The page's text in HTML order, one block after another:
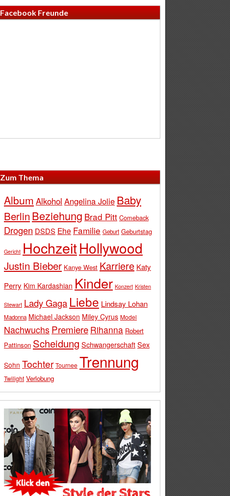
Facebook Freunde
Zum Thema
Album Alkohol Angelina Jolie Baby
Berlin Beziehung Brad Pitt Comeback
Drogen DSDS Ehe Familie Geburt Geburtstag
Gericht HochzeitHollywood
Justin Bieber Kanye West Karriere Katy
Perry Kim Kardashian Kinder Konzert Kristen
Stewart Lady Gaga Liebe Lindsay Lohan
Madonna Michael Jackson Miley Cyrus Model
Nachwuchs Premiere Rihanna Robert
Pattinson Scheidung SchwangerschaftSex
Sohn Tochter Tournee Trennung
Twilight Verlobung